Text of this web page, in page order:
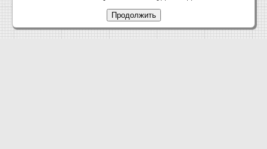
Продолжить